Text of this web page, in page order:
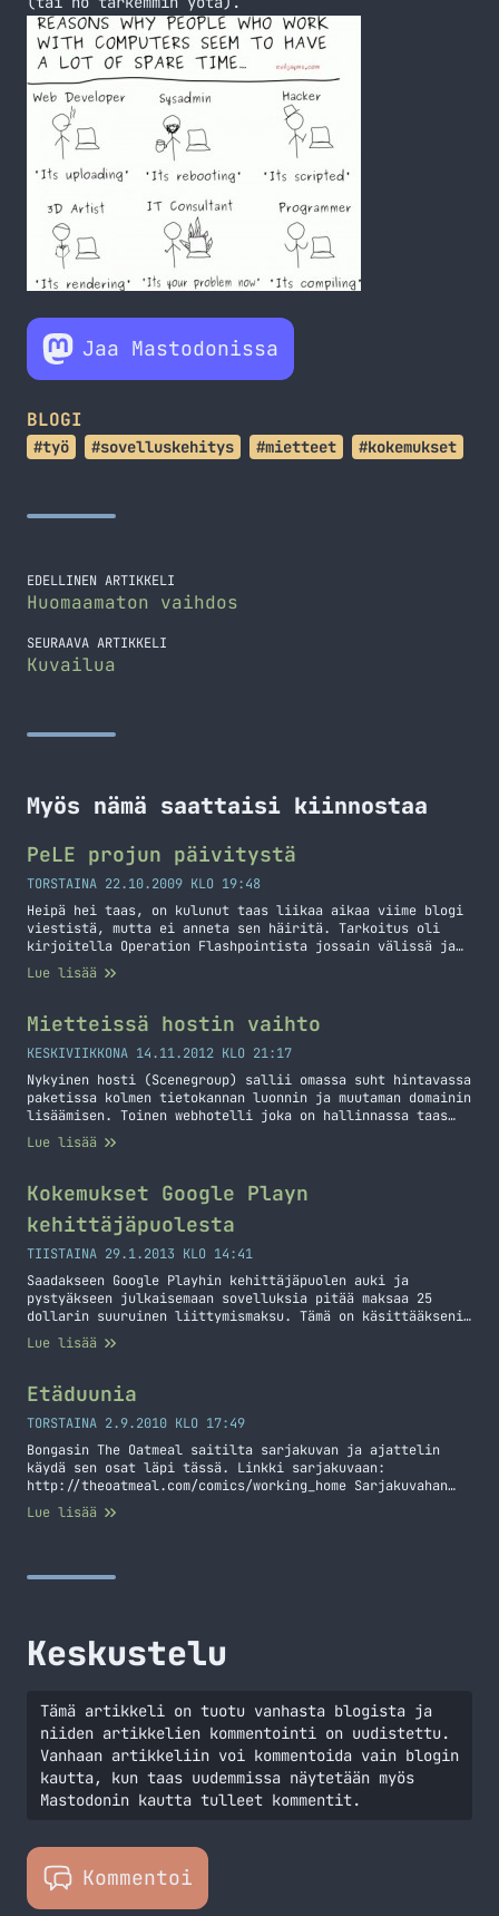
Jaa Mastodonissa
BLOGI
#työ #sovelluskehitys #mietteet #kokemukset
EDELLINEN ARTIKKELI
Huomaamaton vaihdos
SEURAAVA ARTIKKELI
Kuvailua
Myös nämä saattaisi kiinnostaa
PeLE projun päivitystä
TORSTAINA 22.10.2009 KLO 19:48
Heipä hei taas, on kulunut taas liikaa aikaa viime blogi
viestistä, mutta ei anneta sen häiritä. Tarkoitus oli
kirjoitella Operation Flashpointista jossain välissä ja
koitetaan nyt se saada ulos tässä viikon sisällä. Mutta
joo kuten kuten otsikko kertoo niin PeLEtyksestä piti
ole kerennyt vielä tekemään, mutta… Jatka lukemista PeLE
projun päivitystä
Lue lisää
Mietteissä hostin vaihto
KESKIVIIKKONA 14.11.2012 KLO 21:17
Nykyinen hosti (Scenegroup) sallii omassa suht hintavassa
paketissa kolmen tietokannan luonnin ja muutaman domainin
lisäämisen. Toinen webhotelli joka on hallinnassa taas
sallii enemmän asioita, mutta on turkasen hidas.
Pohdiskelin hieman, että mitähän kannattaisi tehdä ja
ehkä halua aikaani kuluttaa siihen, että säädän kaikki
mailipalvelimesta lähtien. Päätin siis,… Jatka lukemista
Mietteissä hostin vaihto
Lue lisää
Kokemukset Google Playn
kehittäjäpuolesta
TIISTAINA 29.1.2013 KLO 14:41
Saadakseen Google Playhin kehittäjäpuolen auki ja
pystyäkseen julkaisemaan sovelluksia pitää maksaa 25
dollarin suuruinen liittymismaksu. Tämä on käsittääkseni
kertaluontoinen maksu kun taas Applella iOS
kehittäjäohjelma maksaa 99 dollaria per vuosi. Androidin
kauppaan ja se on parin tunnin päästä siellä. Niin
simppeliä se on. Päivityksen heittäminen on yhtä helppoa,
… Jatka lukemista Kokemukset Google Playn
kehittäjäpuolesta
Lue lisää
Etäduunia
TORSTAINA 2.9.2010 KLO 17:49
Bongasin The Oatmeal saitilta sarjakuvan ja ajattelin
käydä sen osat läpi tässä. Linkki sarjakuvaan:
http://theoatmeal.com/comics/working_home Sarjakuvahan
näin nopeasti suomennettuna on: Miksi kotona työskentely
on sekä upeeta ja kauheaa. Ajattelin antaa näihin
Tämä on kyllä hyvä puoli kotona työskentelyssä kun ei…
Lue lisää
Keskustelu
Tämä artikkeli on tuotu vanhasta blogista ja
niiden artikkelien kommentointi on uudistettu.
Vanhaan artikkeliin voi kommentoida vain blogin
kautta, kun taas uudemmissa näytetään myös
Mastodonin kautta tulleet kommentit.
Kommentoi